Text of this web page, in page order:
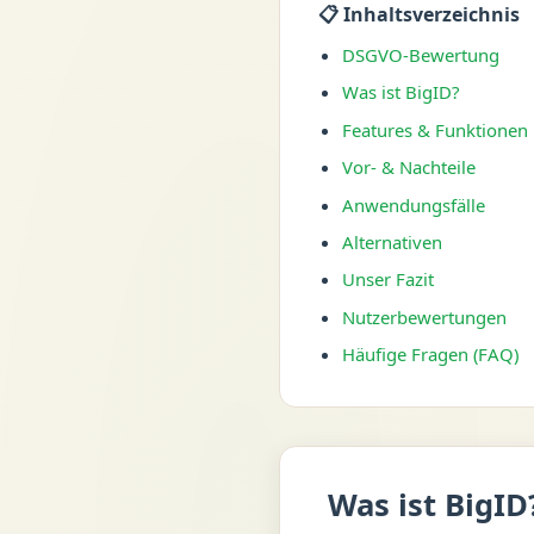
📋 Inhaltsverzeichnis
DSGVO-Bewertung
Was ist BigID?
Features & Funktionen
Vor- & Nachteile
Anwendungsfälle
Alternativen
Unser Fazit
Nutzerbewertungen
Häufige Fragen (FAQ)
Was ist